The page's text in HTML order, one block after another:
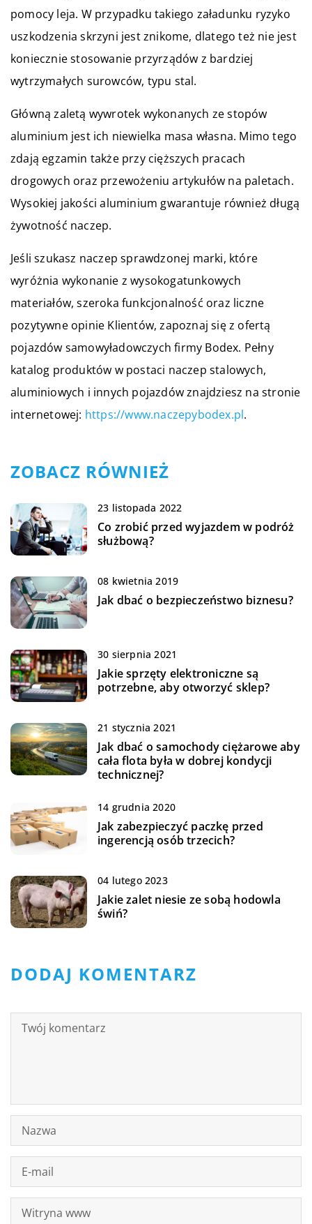
pomocy leja. W przypadku takiego załadunku ryzyko
uszkodzenia skrzyni jest znikome, dlatego też nie jest
koniecznie stosowanie przyrządów z bardziej
wytrzymałych surowców, typu stal.
Główną zaletą wywrotek wykonanych ze stopów
aluminium jest ich niewielka masa własna. Mimo tego
zdają egzamin także przy cięższych pracach
drogowych oraz przewożeniu artykułów na paletach.
Wysokiej jakości aluminium gwarantuje również długą
żywotność naczep.
Jeśli szukasz naczep sprawdzonej marki, które
wyróżnia wykonanie z wysokogatunkowych
materiałów, szeroka funkcjonalność oraz liczne
pozytywne opinie Klientów, zapoznaj się z ofertą
pojazdów samowyładowczych firmy Bodex. Pełny
katalog produktów w postaci naczep stalowych,
aluminiowych i innych pojazdów znajdziesz na stronie
internetowej: https://www.naczepybodex.pl.
ZOBACZ RÓWNIEŻ
23 listopada 2022
Co zrobić przed wyjazdem w podróż
służbową?
08 kwietnia 2019
Jak dbać o bezpieczeństwo biznesu?
30 sierpnia 2021
Jakie sprzęty elektroniczne są
potrzebne, aby otworzyć sklep?
21 stycznia 2021
Jak dbać o samochody ciężarowe aby
cała flota była w dobrej kondycji
technicznej?
14 grudnia 2020
Jak zabezpieczyć paczkę przed
ingerencją osób trzecich?
04 lutego 2023
Jakie zalet niesie ze sobą hodowla
świń?
DODAJ KOMENTARZ